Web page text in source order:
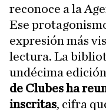
reconoce a la
Ese
expresión más
lectura. La
undécima
de Clubes ha
inscritas, cifra